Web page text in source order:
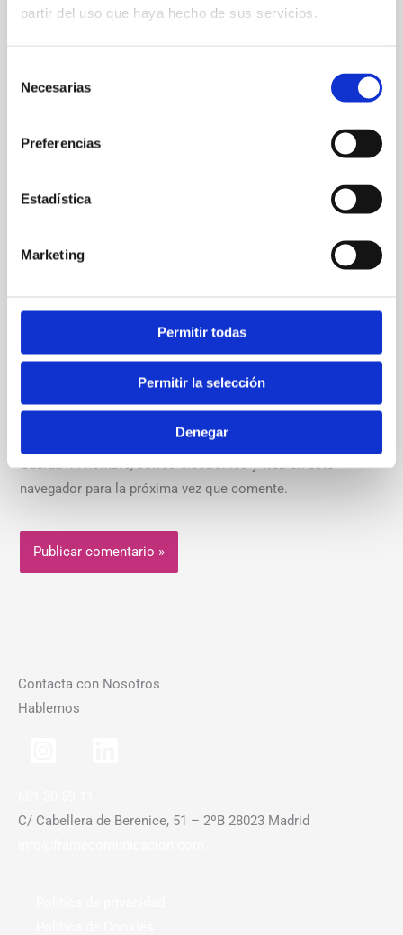
partir del uso que haya hecho de sus servicios.
Necesarias
Preferencias
Estadística
Marketing
Permitir todas
Permitir la selección
Denegar
electrónico*
Web
Guarda mi nombre, correo electrónico y web en este
navegador para la próxima vez que comente.
Contacta con Nosotros
Hablemos
C/ Cabellera de Berenice, 51 – 2ºB 28023 Madrid